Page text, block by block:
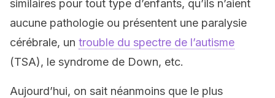
similaires pour tout type d’enfants, qu’ils n’aient
aucune pathologie ou présentent une paralysie
cérébrale, un trouble du spectre de l’autisme
(TSA), le syndrome de Down, etc.
Aujourd’hui, on sait néanmoins que le plus